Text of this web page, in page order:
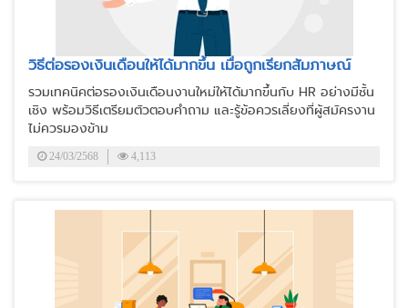
วิธีต่อรองเงินเดือนให้ได้มากขึ้น เมื่อถูกเรียกสัมภาษณ์
รวมเทคนิคต่อรองเงินเดือนงานใหม่ให้ได้มากขึ้นกับ HR อย่างมีชั้น
เชิง พร้อมวิธีเตรียมตัวตอบคำถาม และรู้ข้อควรเลี่ยงที่ผู้สมัครงาน
ไม่ควรมองข้าม
24/03/2568 4,113